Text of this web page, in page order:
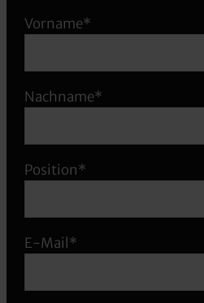
Vorname*
Nachname*
Position*
E-Mail*